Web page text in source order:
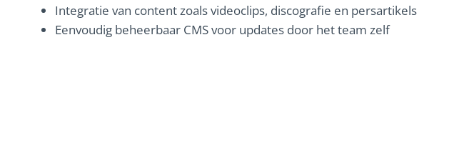
Integratie van content zoals videoclips, discografie en persartikels
Eenvoudig beheerbaar CMS voor updates door het team zelf